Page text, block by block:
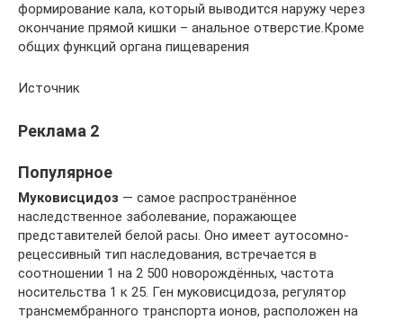
формирование кала, который выводится наружу через
окончание прямой кишки – анальное отверстие.Кроме
общих функций органа пищеварения
Источник
Реклама 2
Популярное
Муковисцидоз — самое распространённое
наследственное заболевание, поражающее
представителей белой расы. Оно имеет аутосомно-
рецессивный тип наследования, встречается в
соотношении 1 на 2 500 новорождённых, частота
носительства 1 к 25. Ген муковисцидоза, регулятор
трансмембранного транспорта ионов, расположен на